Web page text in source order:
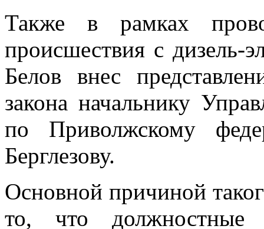
Также в рамках
происшествия с дизель-
Белов внес
закона начальнику
по Приволжскому
Берглезову.
Основной причиной
то, что должностные